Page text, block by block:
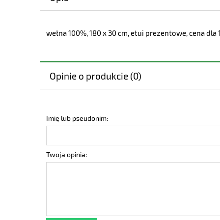
wełna 100%, 180 x 30 cm, etui prezentowe, cena
Opinie o produkcie (0)
Imię lub pseudonim:
Twoja opinia: